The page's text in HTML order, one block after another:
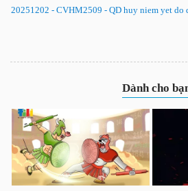
20251202 - CVHM2509 - QD huy niem yet do
HÀNG
HÓA